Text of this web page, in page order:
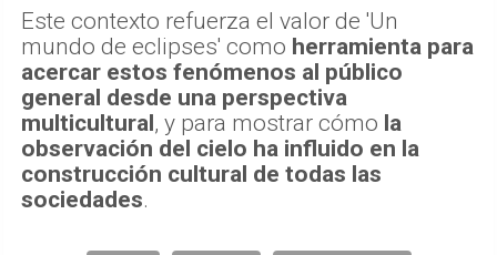
Este contexto refuerza el valor de 'Un
mundo de eclipses' como herramienta para
acercar estos fenómenos al público
general desde una perspectiva
multicultural, y para mostrar cómo la
observación del cielo ha influido en la
construcción cultural de todas las
sociedades.